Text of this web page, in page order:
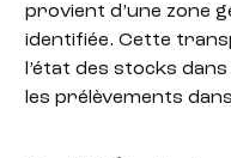
provient d’une zone
identifiée. Cette
l’état des stocks
les prélèvements